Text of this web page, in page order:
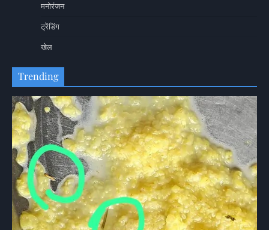
मनोरंजन
ट्रेंडिंग
खेल
Trending